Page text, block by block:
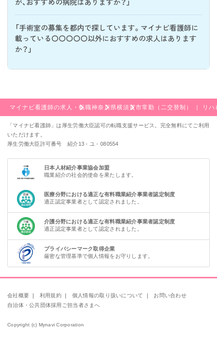
「手術室の募集を都内で探しています。マイナビ看護師に
載っている〇〇〇〇〇以外におすすめの求人はあります
か？」
マイナビ看護師の求人・転職神奈川県横須賀市常勤（二交替制） ｜ リ
「マイナビ看護師」は厚生労働大臣認可の転職支援サービス。完全無料にてご利用
いただけます。
厚生労働大臣許可番号 紹介13 - ユ - 080554
日本人材紹介事業協会加盟
職業紹介の社会的使命を果たします。
医療分野における適正な有料職業紹介事業者認定制度
適正認定事業者として認定されました。
介護分野における適正な有料職業紹介事業者認定制度
適正認定事業者として認定されました。
プライバシーマーク取得企業
厳密な管理基準で個人情報をお守りします。
会社概要 ｜ 利用規約 ｜ 個人情報の取り扱いについて ｜
お問い合わせ
自治体・公共団体採用ご担当者さまへ
Copyright (c) Mynavi Corporation